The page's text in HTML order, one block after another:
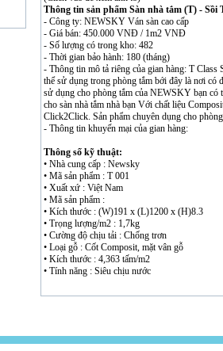
Thông tin sản phẩm Sàn nhà tắm (T) - Sồi
- Công ty: NEWSKY Ván sàn cao cấp
- Giá bán: 450.000 VNĐ / 1m2 VNĐ
- Số lượng có trong kho: 482
- Thời gian bảo hành: 180 (tháng)
- Thông tin mô tả riêng của gian hàng: T
thể sử dụng trong phòng tắm bới đây là nơi có
sử dụng cho phòng tắm của NEWSKY bạn có
cho sàn nhà tắm nhà bạn Với chất liệu
Click2Click. Sản phẩm chuyên dụng cho
- Thông tin khuyến mại của gian hàng:
Thông số kỹ thuật:
• Nhà cung cấp : Newsky
• Mã sản phẩm : T 001
• Xuất xứ : Việt Nam
• Mã sản phẩm :
• Kích thước : (W)191 x (L)1200 x (H)8.3
• Trọng lượng/m2 : 1,7kg
• Cường độ chịu tải : Chống trơn
• Loại gỗ : Cốt Composit, mặt vân gỗ
• Kích thước : 4,363 tấm/m2
• Tính năng : Siêu chịu nước